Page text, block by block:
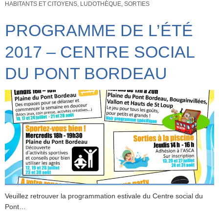
HABITANTS ET CITOYENS, LUDOTHÈQUE, SORTIES
PROGRAMME DE L’ÉTÉ
2017 – CENTRE SOCIAL
DU PONT BORDEAU
Veuillez retrouver la programmation estivale du Centre social du
Pont…